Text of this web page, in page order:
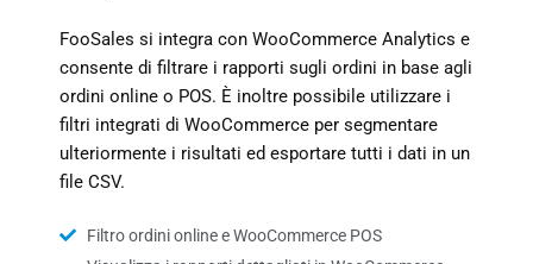
FooSales si integra con WooCommerce Analytics e
consente di filtrare i rapporti sugli ordini in base agli
ordini online o POS. È inoltre possibile utilizzare i
filtri integrati di WooCommerce per segmentare
ulteriormente i risultati ed esportare tutti i dati in un
file CSV.
Filtro ordini online e WooCommerce POS